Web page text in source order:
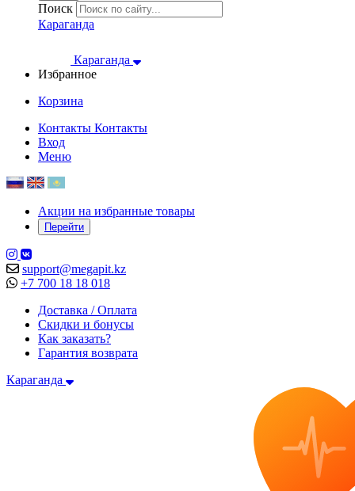
Поиск
Караганда
Караганда
Избранное
Корзина
Контакты Контакты
Вход
Меню
Акции на избранные товары
Перейти
support@megapit.kz
+7 700 18 18 018
Доставка / Оплата
Скидки и бонусы
Как заказать?
Гарантия возврата
Караганда